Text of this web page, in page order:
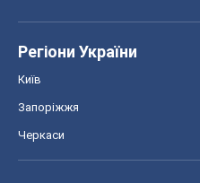
Регіони України
Київ
Запоріжжя
Черкаси